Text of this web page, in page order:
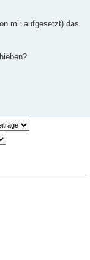
mir aufgesetzt) das